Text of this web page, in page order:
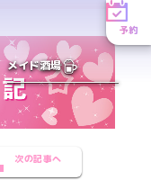
予約
メイド酒場
次の記事へ